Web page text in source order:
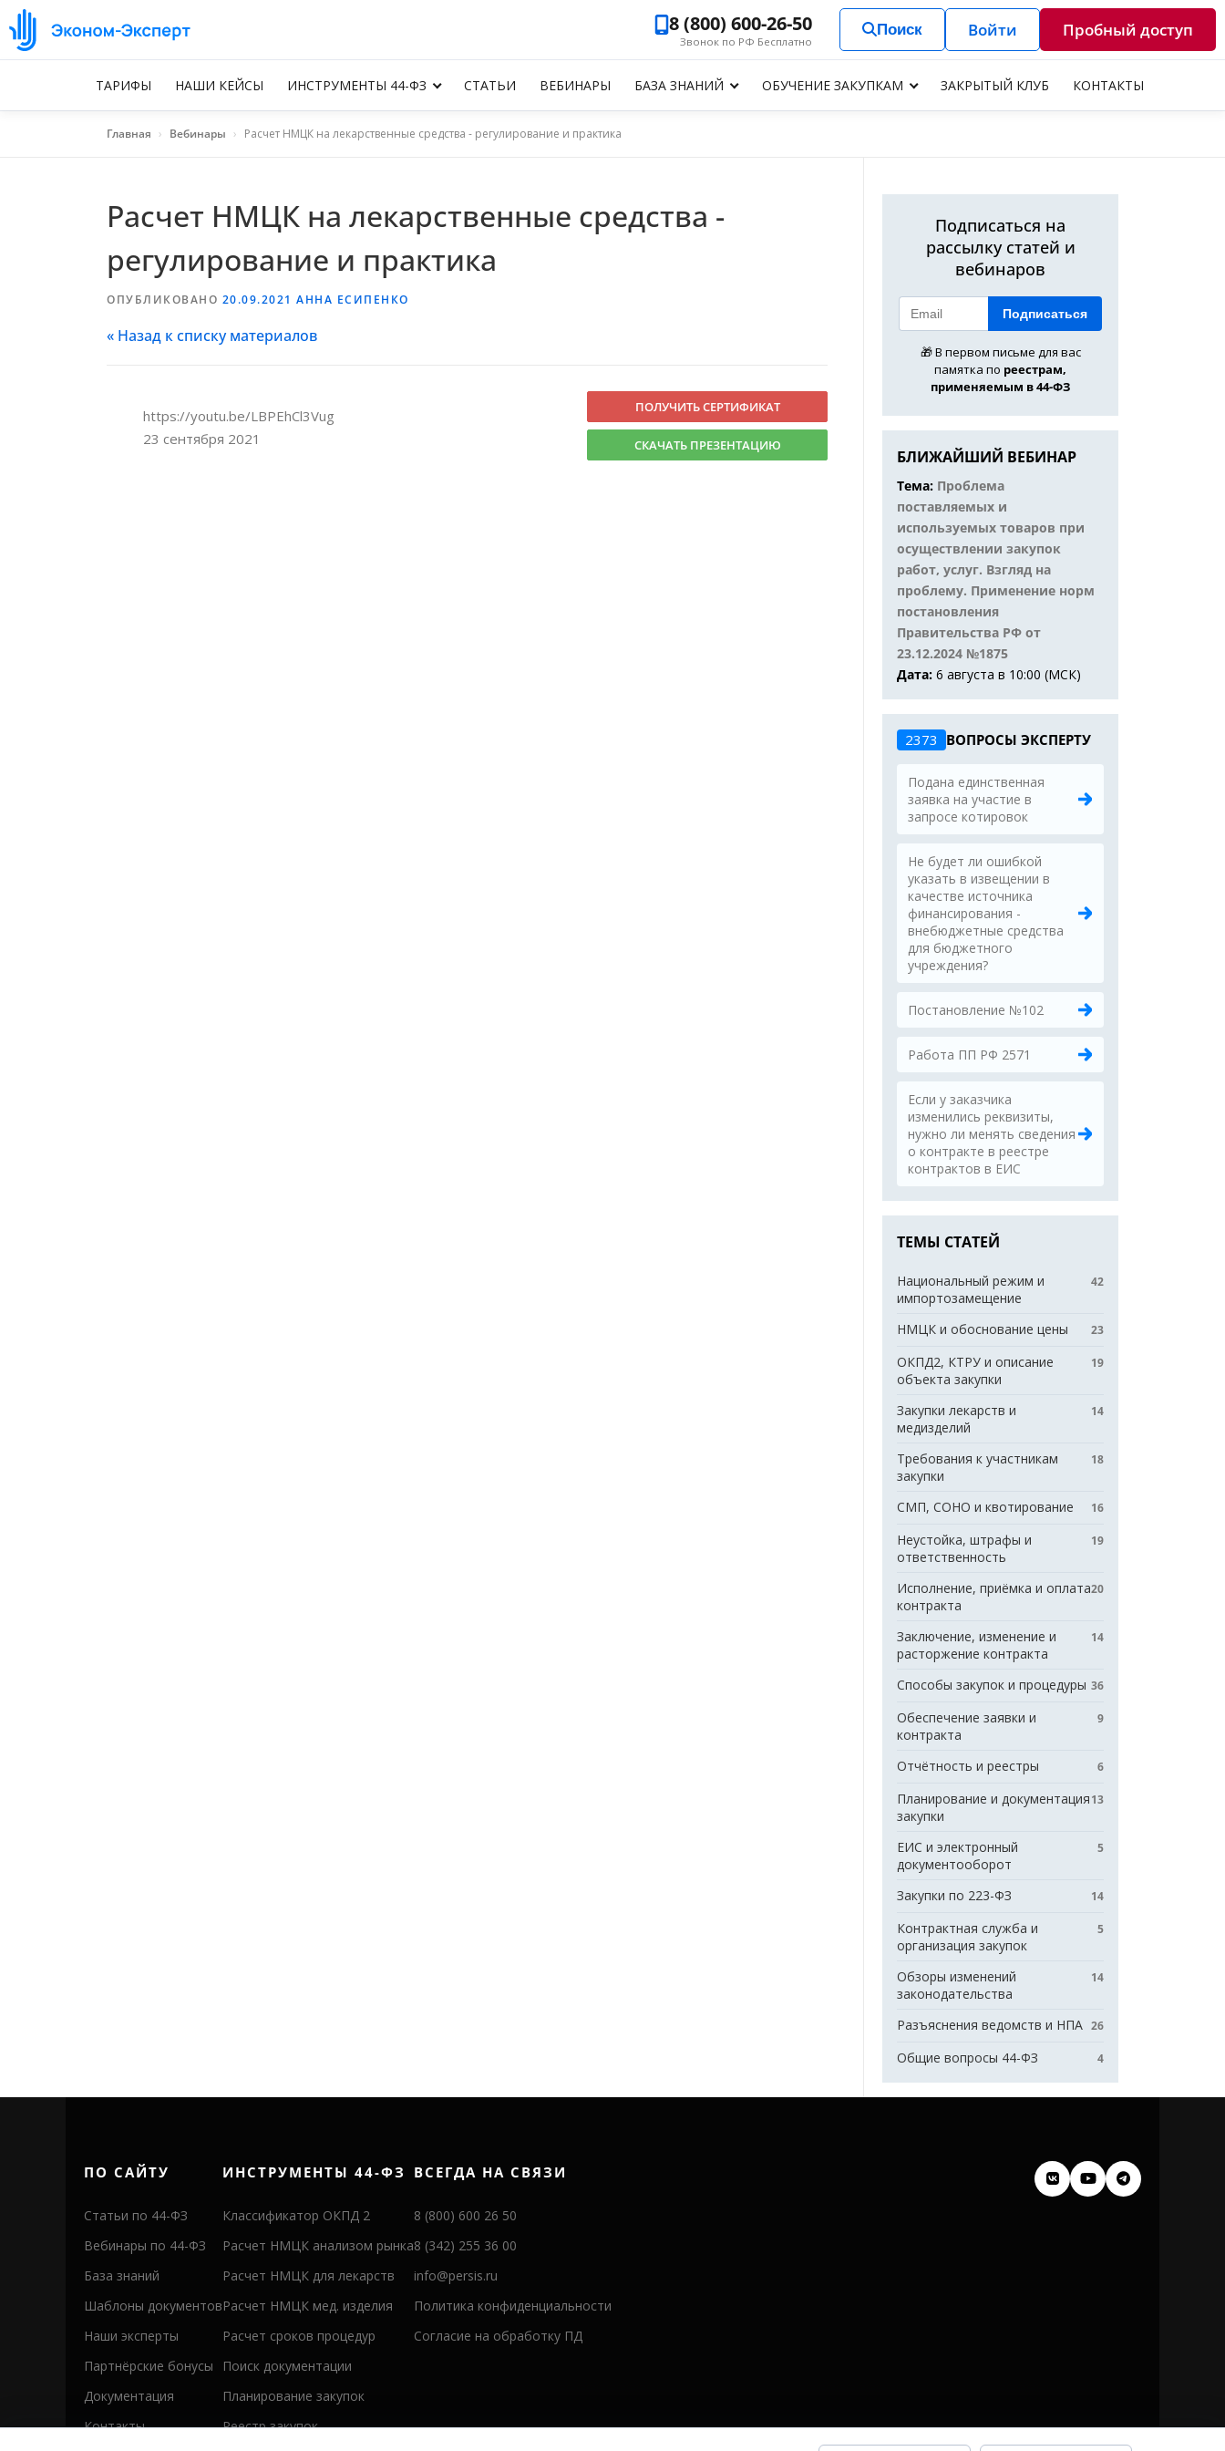
8 (800) 600-26-50
Звонок по РФ Бесплатно
Поиск Войти Пробный доступ
ТАРИФЫ НАШИ КЕЙСЫ ИНСТРУМЕНТЫ 44-ФЗ СТАТЬИ ВЕБИНАРЫ БАЗА ЗНАНИЙ ОБУЧЕНИЕ ЗАКУПКАМ ЗАКРЫТЫЙ КЛУБ КОНТАКТЫ
Главная › Вебинары › Расчет НМЦК на лекарственные средства - регулирование и практика
Расчет НМЦК на лекарственные средства -
регулирование и практика
ОПУБЛИКОВАНО 20.09.2021 АННА ЕСИПЕНКО
« Назад к списку материалов
https://youtu.be/LBPEhCl3Vug
23 сентября 2021
ПОЛУЧИТЬ СЕРТИФИКАТ
СКАЧАТЬ ПРЕЗЕНТАЦИЮ
Подписаться на
рассылку статей и
вебинаров
Подписаться
🎁 В первом письме для вас
памятка по реестрам,
применяемым в 44-ФЗ
БЛИЖАЙШИЙ ВЕБИНАР
Тема: Проблема
поставляемых и
используемых товаров при
осуществлении закупок
работ, услуг. Взгляд на
проблему. Применение норм
постановления
Правительства РФ от
23.12.2024 №1875
Дата: 6 августа в 10:00 (МСК)
2373 ВОПРОСЫ ЭКСПЕРТУ
Подана единственная
заявка на участие в
запросе котировок
Не будет ли ошибкой
указать в извещении в
качестве источника
финансирования -
внебюджетные средства
для бюджетного
учреждения?
Постановление №102
Работа ПП РФ 2571
Если у заказчика
изменились реквизиты,
нужно ли менять сведения
о контракте в реестре
контрактов в ЕИС
ТЕМЫ СТАТЕЙ
Национальный режим и
импортозамещение
42
НМЦК и обоснование цены 23
ОКПД2, КТРУ и описание
объекта закупки
19
Закупки лекарств и
медизделий
14
Требования к участникам
закупки
18
СМП, СОНО и квотирование 16
Неустойка, штрафы и
ответственность
19
Исполнение, приёмка и оплата
контракта
20
Заключение, изменение и
расторжение контракта
14
Способы закупок и процедуры 36
Обеспечение заявки и
контракта
9
Отчётность и реестры 6
Планирование и документация
закупки
13
ЕИС и электронный
документооборот
5
Закупки по 223-ФЗ 14
Контрактная служба и
организация закупок
5
Обзоры изменений
законодательства
14
Разъяснения ведомств и НПА 26
Общие вопросы 44-ФЗ 4
ПО САЙТУ
Статьи по 44-ФЗ
Вебинары по 44-ФЗ
База знаний
Шаблоны документов
Наши эксперты
Партнёрские бонусы
Документация
Контакты
ИНСТРУМЕНТЫ 44-ФЗ
Классификатор ОКПД 2
Расчет НМЦК анализом рынка
Расчет НМЦК для лекарств
Расчет НМЦК мед. изделия
Расчет сроков процедур
Поиск документации
Планирование закупок
Реестр закупок
ВСЕГДА НА СВЯЗИ
8 (800) 600 26 50
8 (342) 255 36 00
info@persis.ru
Политика конфиденциальности
Согласие на обработку ПД